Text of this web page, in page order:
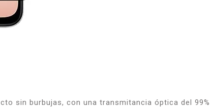
sin burbujas, con una transmitancia óptica del